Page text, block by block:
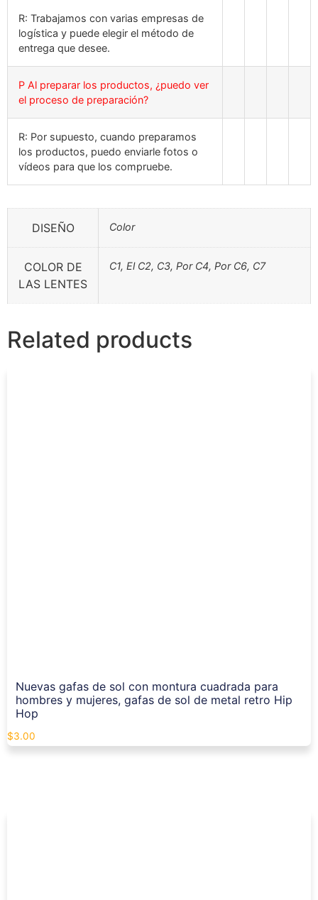
R: Trabajamos con varias empresas de
logística y puede elegir el método de
entrega que desee.
P Al preparar los productos, ¿puedo ver
el proceso de preparación?
R: Por supuesto, cuando preparamos
los productos, puedo enviarle fotos o
vídeos para que los compruebe.
DISEÑO Color
COLOR DE
LAS LENTES
C1, El C2, C3, Por C4, Por C6, C7
Related products
Nuevas gafas de sol con montura cuadrada para
hombres y mujeres, gafas de sol de metal retro Hip
Hop
$3.00